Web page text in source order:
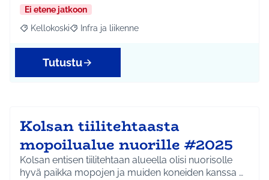
Ei etene jatkoon
Rajaa tulokset aihepiirin mukaan: Kellokoski
Kellokoski Rajaa tulokset teeman mukaan: Infra ja liikenne
Infra ja liikenne
Tutustu
Kolsan tiilitehtaasta
mopoilualue nuorille #2025
Kolsan entisen tiilitehtaan alueella olisi nuorisolle
hyvä paikka mopojen ja muiden koneiden kanssa …